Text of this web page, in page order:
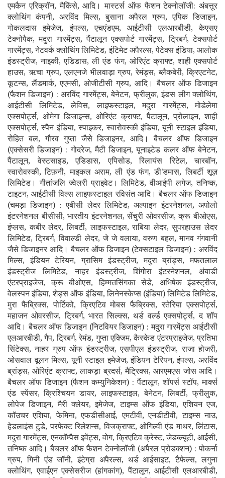
एमकैन एरिक्रॉन, मैकिंसे, आदि। मास्टर्स ऑफ फैशन टेक्नोलॉजी: अंबत्तूर
क्लोथिंग कंपनी, अरविंद मिल्स, बुसाना अपैरल ग्रुप, एपिक डिजाइन,
गोकलदास इमेजेज, इंपल्स, एचएंडएम, आईटीसी एलआरबीडी, केएसए
टेक्नोपैक, मदुरा गारमेंट्स, पैंटालून एक्सपोर्ट गारमेंट्स, ट्रिबर्ग, टेक्सपोर्ट
गारमेंट्स, नेटवर्क क्लोथिंग लिमिटेड, इंटिमेट अपैरल्स, पेटेक्स इंडिया, आलोक
इंडस्ट्रीज, नाइकी, एडिडास, ली एंड फंग, ओरिएंट क्राफ्ट, शाही एक्सपोर्ट
हाउस, ऋचा ग्रुप, एलएनजे भीलवाड़ा ग्रुप, रेमंड्स, ब्लैकबेरी, क्रिएटनेट,
कूटन्स, लैंडमार्क, एएमसी, ओजीटीसी ग्रुप, आदि। बैचलर ऑफ डिजाइन
(फैशन डिजाइन) : अरविंद गारमेंट्स, बेनेटन, फ्रीलुक, इंडस लीग क्लोथिंग,
आईटीसी लिमिटेड, लेविस, लाइफस्टाइल, मदुरा गारमेंट्स, मोडेलेमा
एक्सपोर्ट्स, ओमेगा डिजाइन्स, ओरिएंट क्राफ्ट, पैंटालून, प्रोलाइन, शाही
एक्सपोर्ट्स, स्पैन इंडिया, स्पाइकर, स्वारोवस्की इंडिया, यूनी स्टाइल इंडिया,
रोहित बल, गौरव गुप्ता जैसे डिजाइनर, आदि। बैचलर ऑफ डिजाइन
(एक्सेसरी डिजाइन) : गोदरेज, मैटी डिजाइन, यूनाइटेड कलर ऑफ बेनेटन,
पैंटालून, वेस्टसाइड, एडिडास, एपिसोड, रिलायंस रिटेल, चारबॉन,
स्वारोवस्की, टिफ़नी, माइकल अराम, ली एंड फंग, डी'डमास, लिबर्टी शूज़
लिमिटेड। गीतांजलि ज्वेलरी प्राइवेट। लिमिटेड, वीआईपी लगेज, तनिष्क,
टाइटन, आईटीसी विल्स लाइफस्टाइल रविसंत आदि। बैचलर ऑफ डिजाइन
(चमड़ा डिजाइन) : एबीसी लेदर लिमिटेड, अल्पाइन इंटरनेशनल, अपोलो
इंटरनेशनल बीसीसी, भारतीय इंटरनेशनल, सेंचुरी ओवरसीज, क्रू बीओएस,
इंप्लस, कबीर लेदर, लिबर्टी, लाइफस्टाइल, राबिया लेदर, सुपरहाउस लेदर
लिमिटेड, ट्रिबर्ग, विवाल्डी लेदर, जे जे वलाया, वरुण बहल, मानव गंगवानी
जैसे डिजाइनर आदि। बैचलर ऑफ डिजाइन (टेक्सटाइल डिजाइन) : अरविंद
मिल्स, इंडियन टेरियन, ग्रासिम इंडस्ट्रीज, मदुरा ब्रांड्स, मफतलाल
इंडस्ट्रीज लिमिटेड, नाहर इंडस्ट्रीज, शिंगोरा इंटरनेशनल, अंबाडी
एंटरप्राइजेज, क्रू बीओएस, हिम्मतसिंगका सेडे, अभिषेक इंडस्ट्रीज,
वेलस्पन इंडिया, शेड्स ऑफ इंडिया, लिनेनस्केप्स (इंडिया) लिमिटेड लिमिटेड,
मुरा फैब्रिक्स, पोर्टिको, क्रिएटिव मोबस फैब्रिक्स, रतेरिया एक्सपोर्ट्स,
महाजन ओवरसीज, ट्रिबर्ग, भारत सिल्क्स, थर्ड वर्ल्ड एक्सपोर्ट्स, द शॉप
आदि। बैचलर ऑफ डिजाइन (निटवियर डिजाइन) : मदुरा गारमेंट्स आईटीसी
एलआरबीडी, गैप, ट्रिबर्ग, रेमंड, गुप्ता एक्जिम, कैस्केड एंटरप्राइजेज, प्रतिभा
सिंटेक्स, नाहर ग्रुप ऑफ इंडस्ट्रीज, एसपीएल इंडस्ट्रीज, राजा होजरी,
ओसवाल वूलन मिल्स, यूनी स्टाइल इमेजेज, इंडियन टेरियन, इंपल्स, अरविंद
ब्रांड्स, ओरिएंट क्राफ्ट, लाकड़ा ब्रदर्स, मैट्रिक्स, आरएमएस जोस आदि।
बैचलर ऑफ डिजाइन (फैशन कम्युनिकेशन) : पैंटालून, शॉपर्स स्टॉप, मार्क्स
एंड स्पेंसर, क्रिश्चियन डायर, लाइफस्टाइल, बेनेटन, लिबर्टी, फ्रीलुक,
लोपेज डिजाइन, मैरी क्लेयर, इमेजेज, टाइम्स ऑफ इंडिया, एशियन एज,
कॉउचर एशिया, फेमिना, एफडीसीआई, एमटीवी, एनडीटीवी, टाइम्स नाउ,
हेडलाइंस टुडे, परफेक्ट रिलेशन्स, विजक्राफ्ट, ओगिल्वी एंड माथर, लिंटास,
मदुरा गारमेंट्स, एनकॉम्पैस इवेंट्स, वोग, क्रिएटिव क्रेस्ट, जेडब्ल्यूटी, आईसी,
तनिष्क आदि। बैचलर ऑफ फैशन टेक्नोलॉजी (अपैरल प्रोडक्शन) : पोकर्ना
ग्रुप, गिनी एंड जॉनी, इंटेग्रा अपैरल्स, थर्ड आईसाइट, टैफेल्स, लगुना
क्लोथिंग, एवाईएन एक्सेसरीज (हांगकांग), पैंटालून, आईटीसी एलआरबीडी,